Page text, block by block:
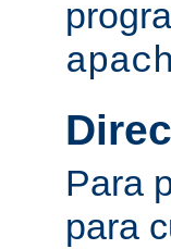
Para
para